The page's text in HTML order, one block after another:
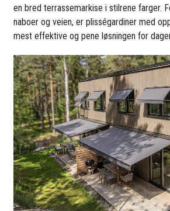
en bred terrassemarkise i stilrene farger.
naboer og veien, er plisségardiner med
mest effektive og pene løsningen for